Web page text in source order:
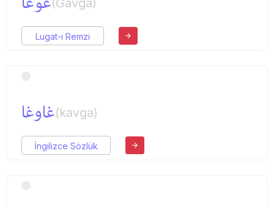
(Gavgâ)
Lugat-ı Remzi
غاوغا(kavga)
İngilizce Sözlük